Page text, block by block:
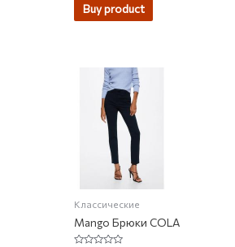
Buy product
Классические
Mango Брюки COLA